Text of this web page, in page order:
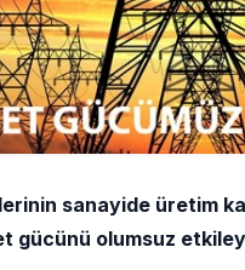
sanayide üretim
gücünü olumsuz